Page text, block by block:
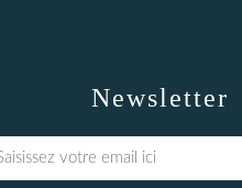
Newsletter